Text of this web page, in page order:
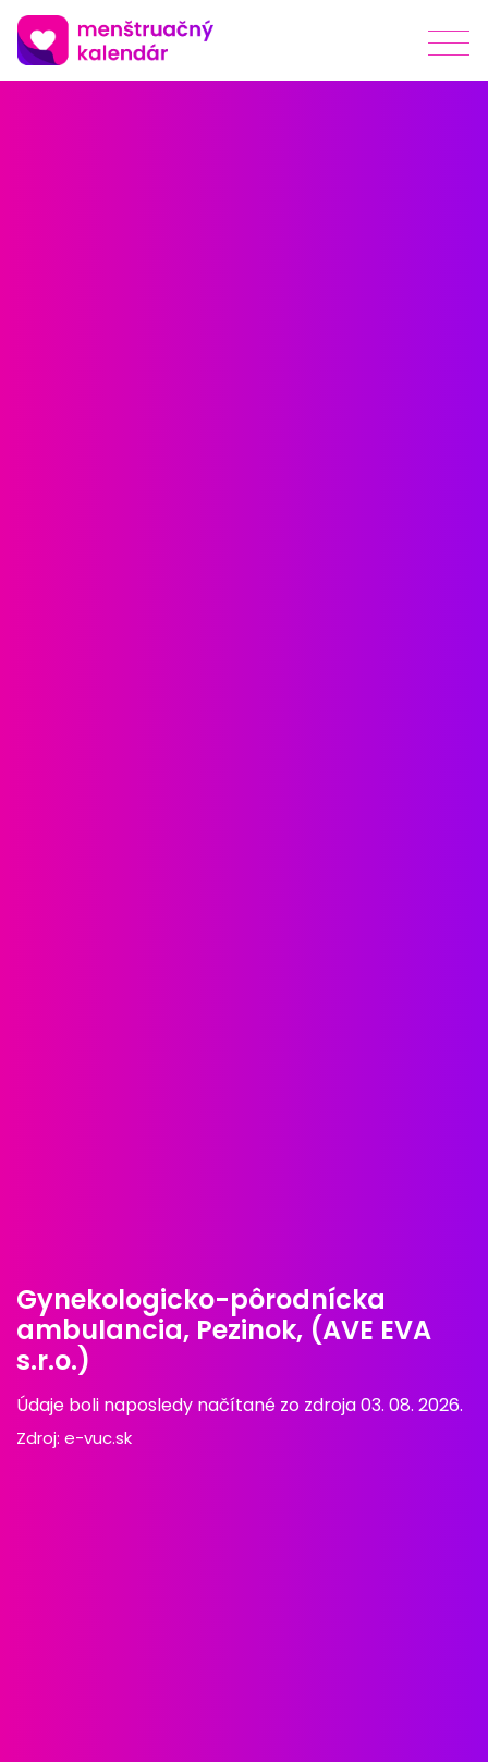
Gynekologicko-pôrodnícka
ambulancia, Pezinok, (AVE EVA
s.r.o.)
Údaje boli naposledy načítané zo zdroja 03. 08. 2026.
Zdroj: e-vuc.sk